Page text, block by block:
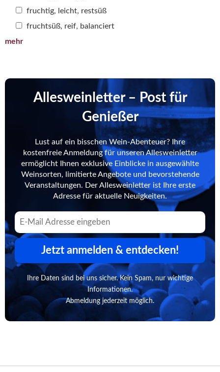
fruchtig, leicht, restsüß
fruchtsüß, reif, balanciert
mehr
Allesweinletter – Post für
Genießer
Lust auf ein bisschen Wein-Abenteuer? Ihre
kostenfreie Anmeldung für unseren Allesweinletter
ermöglicht Ihnen exklusive Einblicke in ausgewählte
Weinsorten, limitierte Angebote und bevorstehende
Veranstaltungen. Der Allesweinletter ist Ihre erste
Adresse für aktuelle Neuigkeiten.
Jetzt anmelden & entdecken!
Ihre Daten sind bei uns sicher. Kein Spam, nur wichtige
Informationen.
Abmeldung jederzeit möglich.